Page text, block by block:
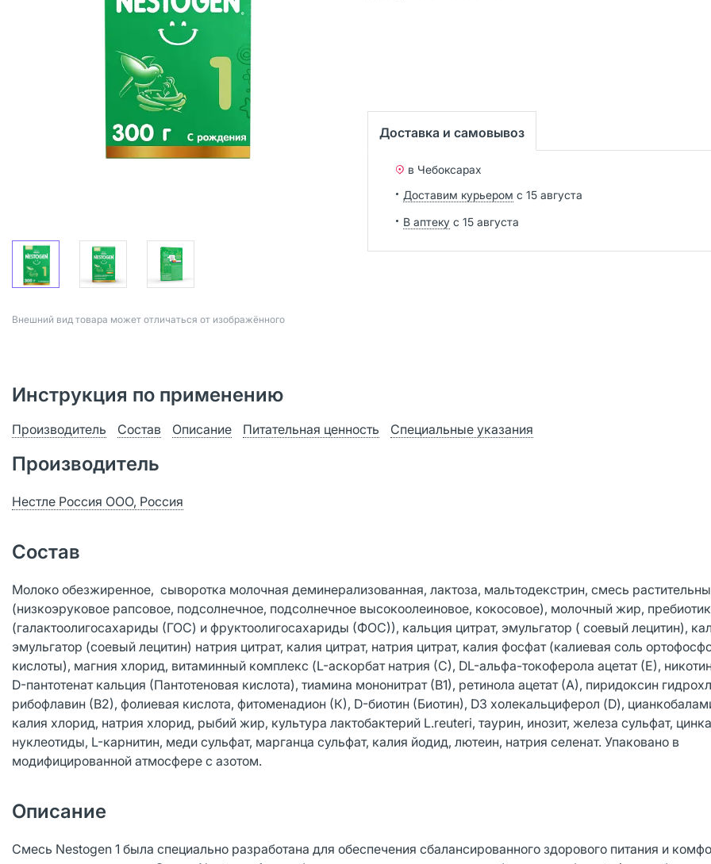
Bнешний вид товара может отличаться от изображённого
Доставка и самовывоз
в Чебоксарах
Доставим курьером с 15 августа
В аптеку с 15 августа
Инструкция по применению
Производитель Состав Описание Питательная ценность Специальные указания
Производитель
Нестле Россия ООО, Россия
Состав
Молоко обезжиренное, сыворотка молочная деминерализованная, лактоза, мальтодекстрин, смесь
(низкоэруковое рапсовое, подсолнечное, подсолнечное высокоолеиновое, кокосовое), молочный жир,
(галактоолигосахариды (ГОС) и фруктоолигосахариды (ФОС)), кальция цитрат, эмульгатор ( соевый лецитин),
эмульгатор (соевый лецитин) натрия цитрат, калия цитрат, натрия цитрат, калия фосфат (калиевая соль
кислоты), магния хлорид, витаминный комплекс (L-аскорбат натрия (С), DL-альфа-токоферола ацетат (Е),
D-пантотенат кальция (Пантотеновая кислота), тиамина мононитрат (В1), ретинола ацетат (А), пиридоксин
рибофлавин (В2), фолиевая кислота, фитоменадион (К), D-биотин (Биотин), D3 холекальциферол (D),
калия хлорид, натрия хлорид, рыбий жир, культура лактобактерий L.reuteri, таурин, инозит, железа сульфат,
нуклеотиды, L-карнитин, меди сульфат, марганца сульфат, калия йодид, лютеин, натрия селенат. Упаковано в
модифицированной атмосфере с азотом.
Описание
Смесь Nestogen 1 была специально разработана для обеспечения сбалансированного здорового питания и